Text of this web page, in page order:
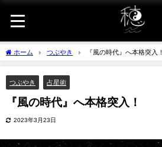
ホーム つぶやき 『風の時代』へ本格突入！
つぶやき 占星術
『風の時代』へ本格突入！
2023年3月23日